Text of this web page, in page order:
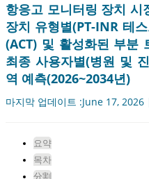
항응고 모니터링 장치 시
장치 유형별(PT-INR 테
(ACT) 및 활성화된 부분
최종 사용자별(병원 및
역 예측(2026~2034년)
마지막 업데이트 :June 17,
요약
목차
分割